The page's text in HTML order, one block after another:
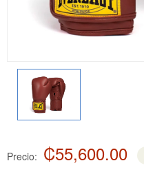
Precio: ₡55,600.00